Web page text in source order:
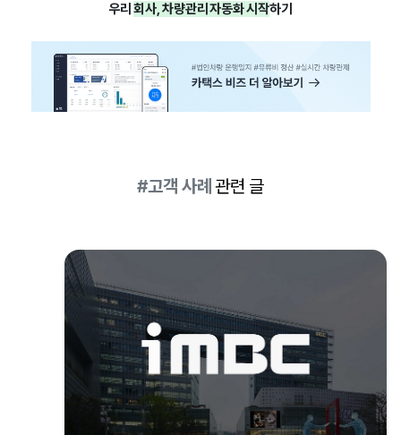
우리 회사, 차량관리 자동화 시작하기
#고객 사례 관련 글